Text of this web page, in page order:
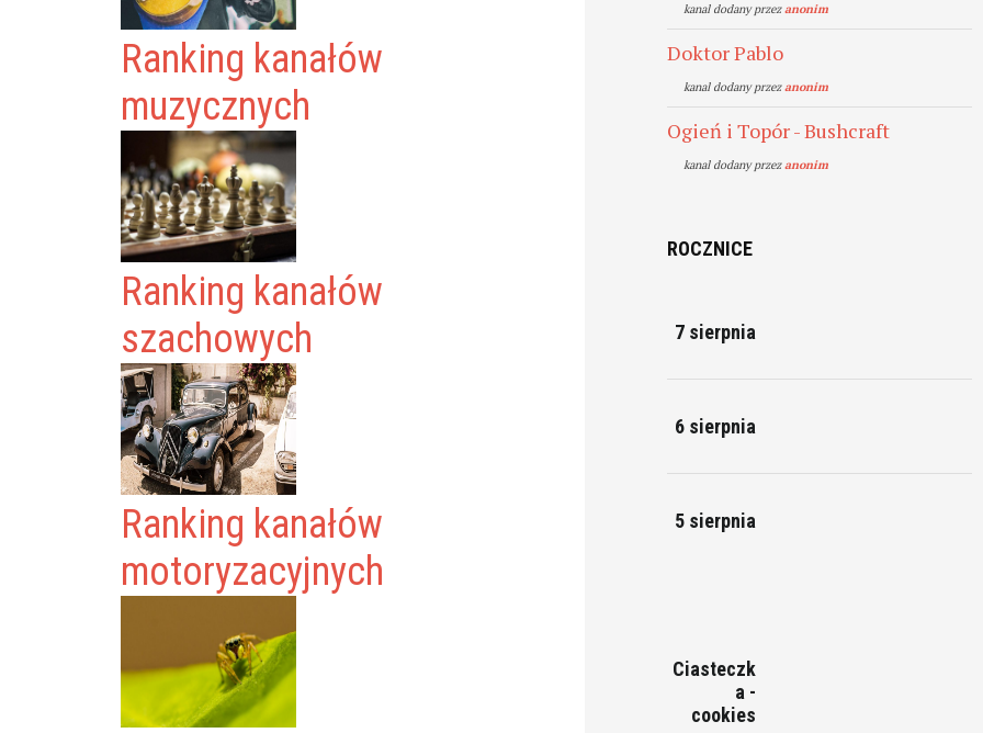
Ranking kanałów
muzycznych
Ranking kanałów
szachowych
Ranking kanałów
motoryzacyjnych
kanal dodany przezanonim
Doktor Pablo
kanal dodany przezanonim
Ogień i Topór - Bushcraft
kanal dodany przezanonim
ROCZNICE
7 sierpnia
6 sierpnia
5 sierpnia
Ciasteczk
a -
cookies